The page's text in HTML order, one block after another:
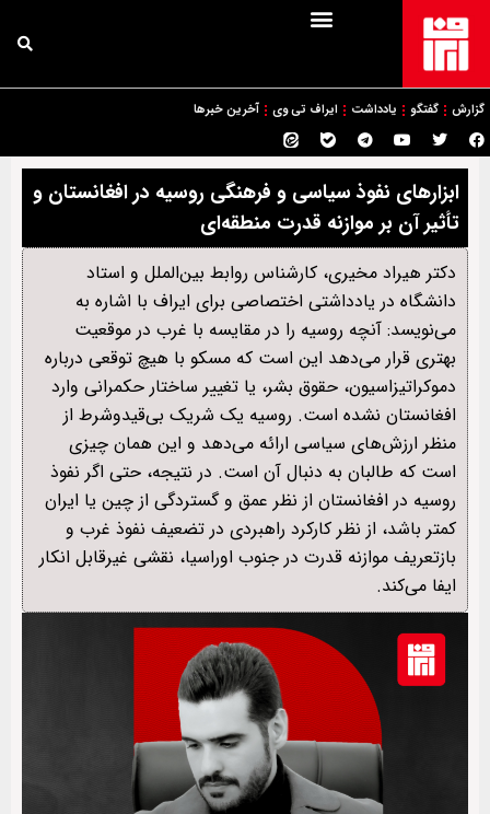
گزارش گفتگو یادداشت ایراف تی وی آخرین خبرها
ابزارهای نفوذ سیاسی و فرهنگی روسیه در افغانستان و
تأثیر آن بر موازنه قدرت منطقه‌ای
دکتر هیراد مخیری، کارشناس روابط بین‌الملل و استاد
دانشگاه در یادداشتی اختصاصی برای ایراف با اشاره به
می‌نویسد: آنچه روسیه را در مقایسه با غرب در موقعیت
بهتری قرار می‌دهد این است که مسکو با هیچ توقعی درباره
دموکراتیزاسیون، حقوق بشر، یا تغییر ساختار حکمرانی وارد
افغانستان نشده است. روسیه یک شریک بی‌قیدوشرط از
منظر ارزش‌های سیاسی ارائه می‌دهد و این همان چیزی
است که طالبان به دنبال آن است. در نتیجه، حتی اگر نفوذ
روسیه در افغانستان از نظر عمق و گستردگی از چین یا ایران
کمتر باشد، از نظر کارکرد راهبردی در تضعیف نفوذ غرب و
بازتعریف موازنه قدرت در جنوب اوراسیا، نقشی غیرقابل‌ انکار
ایفا می‌کند.